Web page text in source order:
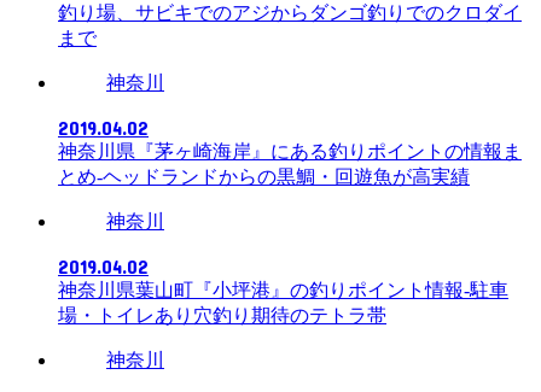
釣り場、サビキでのアジからダンゴ釣りでのクロダイ
まで
神奈川
2019.04.02
神奈川県『茅ヶ崎海岸』にある釣りポイントの情報ま
とめ-ヘッドランドからの黒鯛・回遊魚が高実績
神奈川
2019.04.02
神奈川県葉山町『小坪港』の釣りポイント情報-駐車
場・トイレあり穴釣り期待のテトラ帯
神奈川